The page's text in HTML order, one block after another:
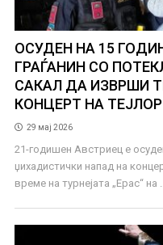
ОСУДЕН НА 15
ГРАЃАНИН СО
САКАЛ ДА ИЗВРШИ
КОНЦЕРТ НА
29 мај 2026
21-годишен Австриец е
џихадистички напад на
време на турнејата „Ерас“ на ...